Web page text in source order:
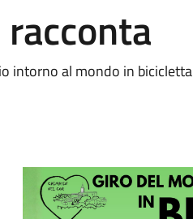
intorno al mondo in bicicletta